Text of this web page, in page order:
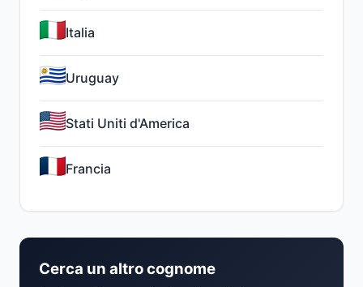
Italia
Uruguay
Stati Uniti d'America
Francia
Cerca un altro cognome